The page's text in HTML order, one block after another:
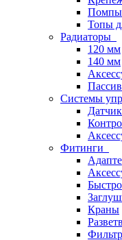
Помпы
Топы
Радиаторы
120 мм
140 мм
Системы
Фитинги
Краны